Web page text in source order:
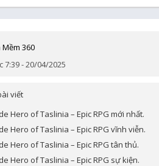
Mềm 360
7:39 - 20/04/2025
viết
Hero of Taslinia – Epic RPG mới nhất.
Hero of Taslinia – Epic RPG vĩnh viễn.
Hero of Taslinia – Epic RPG tân thủ.
Hero of Taslinia – Epic RPG sự kiện.